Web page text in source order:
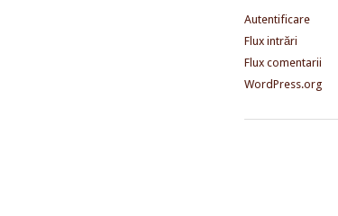
Autentificare
Flux intrări
Flux comentarii
WordPress.org